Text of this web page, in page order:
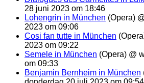
28 juni 2023 om 18:46
Lohengrin in München (Opera)
2023 om 09:06
Cosi fan tutte in München
2023 om 09:22
Semele in München (Opera) @
om 09:33
Benjamin Bernheim in München